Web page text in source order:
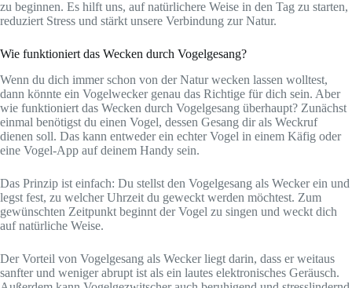
zu beginnen. Es hilft uns, auf natürlichere Weise in den Tag zu starten,
reduziert Stress und stärkt unsere Verbindung zur Natur.
Wie funktioniert das Wecken durch Vogelgesang?
Wenn du dich immer schon von der Natur wecken lassen wolltest,
dann könnte ein Vogelwecker genau das Richtige für dich sein. Aber
wie funktioniert das Wecken durch Vogelgesang überhaupt? Zunächst
einmal benötigst du einen Vogel, dessen Gesang dir als Weckruf
dienen soll. Das kann entweder ein echter Vogel in einem Käfig oder
eine Vogel-App auf deinem Handy sein.
Das Prinzip ist einfach: Du stellst den Vogelgesang als Wecker ein und
legst fest, zu welcher Uhrzeit du geweckt werden möchtest. Zum
gewünschten Zeitpunkt beginnt der Vogel zu singen und weckt dich
auf natürliche Weise.
Der Vorteil von Vogelgesang als Wecker liegt darin, dass er weitaus
sanfter und weniger abrupt ist als ein lautes elektronisches Geräusch.